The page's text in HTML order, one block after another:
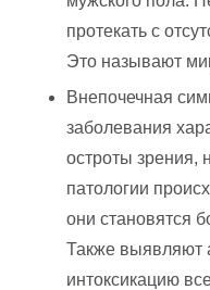
протекать с
Это называют
Внепочечная
заболевания
остроты зрения,
патологии
они становятся
Также выявляют
интоксикацию